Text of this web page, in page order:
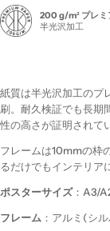
200 g/m² プレミ
半光沢加工
紙質は半光沢加工のプ
刷。耐久検証でも長期
性の高さが証明されて
フレームは10mmの枠
るだけでもインテリア
ポスターサイズ：A3/
フレーム ：アルミ(シ